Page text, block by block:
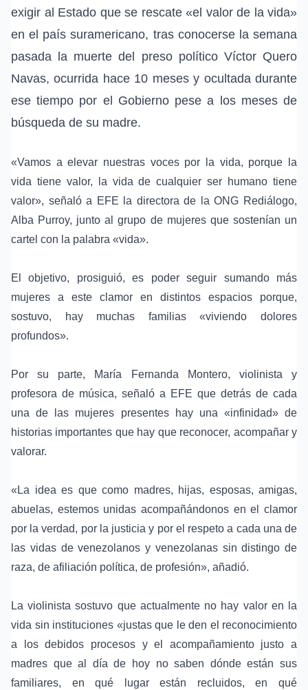
exigir al Estado que se rescate «el valor de la vida»
en el país suramericano, tras conocerse la semana
pasada la muerte del preso político Víctor Quero
Navas, ocurrida hace 10 meses y ocultada durante
ese tiempo por el Gobierno pese a los meses de
búsqueda de su madre.
«Vamos a elevar nuestras voces por la vida, porque la
vida tiene valor, la vida de cualquier ser humano tiene
valor», señaló a EFE la directora de laONG Rediálogo,
Alba Purroy, junto al grupo de mujeres que sostenían un
cartel con la palabra «vida».
El objetivo, prosiguió, es poder seguir sumando más
mujeres a este clamor en distintos espacios porque,
sostuvo, hay muchas familias «viviendo dolores
profundos».
Por su parte, María Fernanda Montero, violinista y
profesora de música, señaló a EFE que detrás de cada
una de las mujeres presentes hay una «infinidad» de
historias importantes que hay que reconocer, acompañar y
valorar.
«La idea es que como madres, hijas, esposas, amigas,
abuelas, estemos unidas acompañándonos en el clamor
por la verdad, por la justicia y por el respeto a cada una de
las vidas de venezolanos y venezolanas sin distingo de
raza, de afiliación política, de profesión», añadió.
La violinista sostuvo que actualmente no hay valor en la
vida sin instituciones «justas que le den el reconocimiento
a los debidos procesos y el acompañamiento justo a
madres que al día de hoy no saben dónde están sus
familiares, en qué lugar están recluidos, en qué